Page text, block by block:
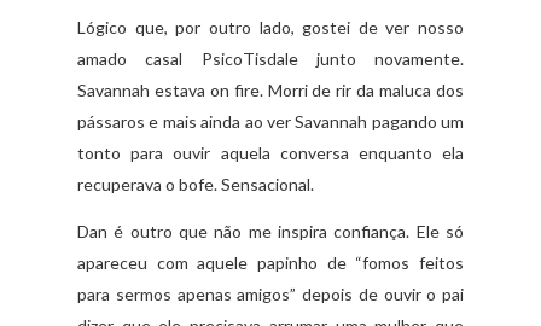
Lógico que, por outro lado, gostei de ver nosso
amado casal PsicoTisdale junto novamente.
Savannah estava on fire. Morri de rir da maluca dos
pássaros e mais ainda ao ver Savannah pagando um
tonto para ouvir aquela conversa enquanto ela
recuperava o bofe. Sensacional.
Dan é outro que não me inspira confiança. Ele só
apareceu com aquele papinho de “fomos feitos
para sermos apenas amigos” depois de ouvir o pai